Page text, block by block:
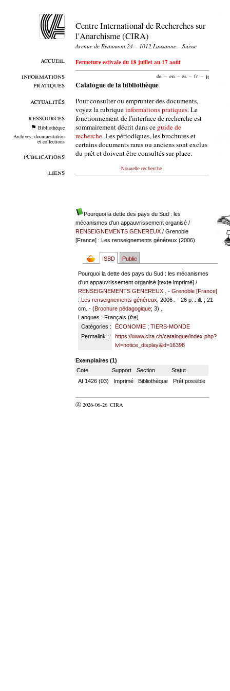
accueil
informations
pratiques
actualités
ressources
Bibliothèque
Archives, documentation
et collections
publications
liens
Centre International de Recherches sur
l'Anarchisme (CIRA)
Avenue de Beaumont 24 – 1012 Lausanne – Suisse
Fermeture estivale du 18 juillet au 17 août
de – en – es – fr – it
Catalogue de la bibliothèque
Pour consulter ou emprunter des documents,
voyez la rubriqueinformations pratiques. Le
fonctionnement de l'interface de recherche est
sommairement décrit dans ce guide de
recherche. Les périodiques, les brochures et
certains documents rares ou anciens sont exclus
du prêt et doivent être consultés sur place.
Nouvelle recherche
Pourquoi la dette des pays du Sud : les
mécanismes d'un appauvrissement organisé/
RENSEIGNEMENTS GENEREUX/ Grenoble
[France] : Les renseignements généreux (2006)
ISBD Public
Pourquoi la dette des pays du Sud : les mécanismes
d'un appauvrissement organisé [texte imprimé] /
RENSEIGNEMENTS GENEREUX . -Grenoble [France]
: Les renseignements généreux , 2006 . - 26 p. : ill. ; 21
cm. - (Brochure pédagogique; 3) .
Langues : Français (fre)
Catégories :
ÉCONOMIE; TIERS-MONDE
Permalink :
https://www.cira.ch/catalogue/index.php?
lvl=notice_display&id=16398
Exemplaires (1)
Cote
Support Section
Statut
Af 1426 (03)
Imprimé Bibliothèque Prêt possible
Ⓐ 2026-06-26 CIRA